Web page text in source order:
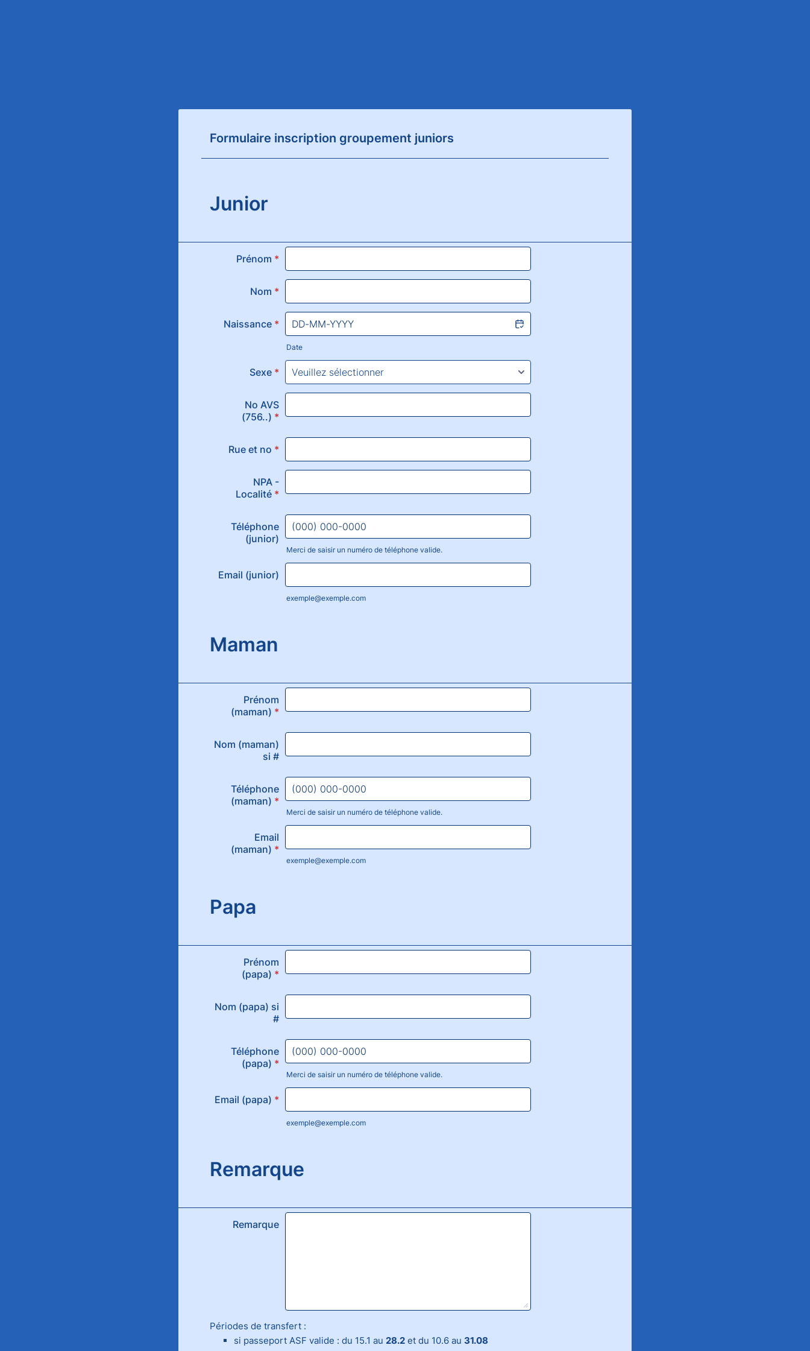
Formulaire inscription groupement juniors
Junior
Prénom *
Nom *
Naissance *
Date
Sexe *
No AVS
(756..) *
Rue et no *
NPA -
Localité *
Téléphone
(junior)
Merci de saisir un numéro de téléphone valide.
Format: (000) 000-0000.
Email (junior)
exemple@exemple.com
Maman
Prénom
(maman) *
Nom (maman)
si #
Téléphone
(maman) *
Merci de saisir un numéro de téléphone valide.
Format: (000) 000-0000.
Email
(maman) *
exemple@exemple.com
Papa
Prénom
(papa) *
Nom (papa) si
#
Téléphone
(papa) *
Merci de saisir un numéro de téléphone valide.
Format: (000) 000-0000.
Email (papa) *
exemple@exemple.com
Remarque
Remarque
Périodes de transfert :
si passeport ASF valide : du 15.1 au 28.2 et du 10.6 au 31.08